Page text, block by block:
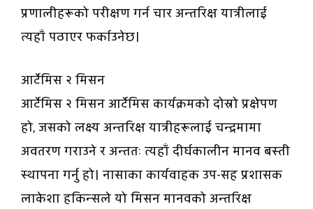
प्रणालीहरूको परीक्षण गर्न चार अन्तरिक्ष यात्रीलाई
त्यहाँ पठाएर फर्काउनेछ।
आर्टेमिस २ मिसन
आर्टेमिस २ मिसन आर्टेमिस कार्यक्रमको दोस्रो प्रक्षेपण
हो, जसको लक्ष्य अन्तरिक्ष यात्रीहरूलाई चन्द्रमामा
अवतरण गराउने र अन्ततः त्यहाँ दीर्घकालीन मानव बस्ती
स्थापना गर्नु हो। नासाका कार्यवाहक उप-सह प्रशासक
लाकेशा हकिन्सले यो मिसन मानवको अन्तरिक्ष